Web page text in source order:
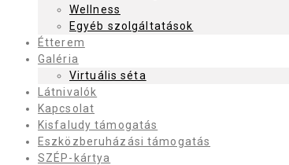
Wellness
Egyéb szolgáltatások
Étterem
Galéria
Virtuális séta
Látnivalók
Kapcsolat
Kisfaludy támogatás
Eszközberuházási támogatás
SZÉP-kártya